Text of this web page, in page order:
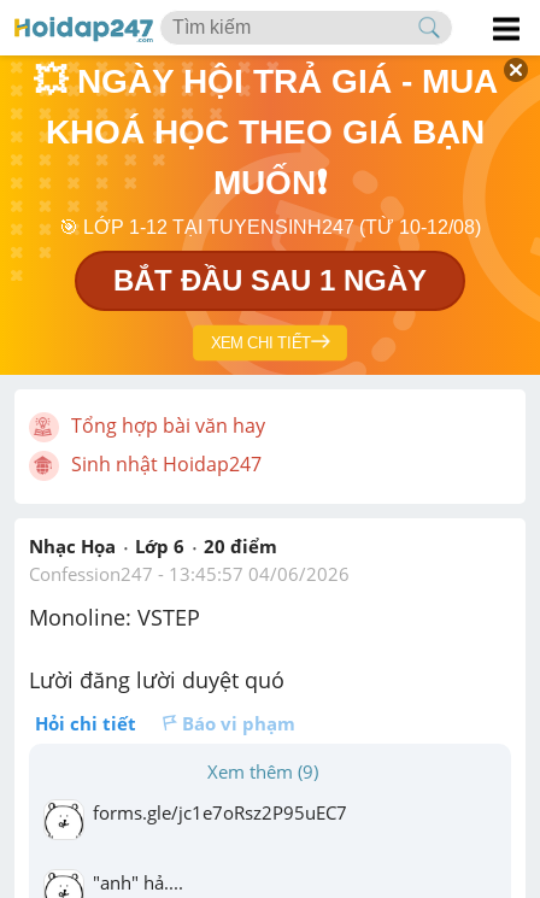
💥 NGÀY HỘI TRẢ GIÁ - MUA
KHOÁ HỌC THEO GIÁ BẠN
MUỐN❗
🎯 LỚP 1-12 TẠI TUYENSINH247 (TỪ 10-12/08)
BẮT ĐẦU SAU 1 NGÀY
XEM CHI TIẾT
Tổng hợp bài văn hay
Sinh nhật Hoidap247
Nhạc Họa Lớp 6 20 điểm
Confession247 - 13:45:57 04/06/2026
Monoline: VSTEP
Lười đăng lười duyệt quó
Hỏi chi tiết
Báo vi phạm
Xem thêm (9)
forms.gle/jc1e7oRsz2P95uEC7
"anh" hả....